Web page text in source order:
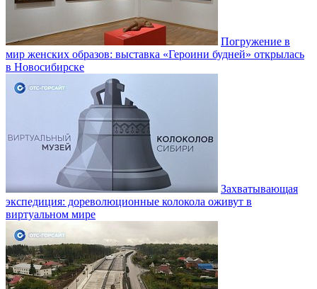
Погружение в
мир женских образов: выставка «Героини будней» открылась
в Новосибирске
Захватывающая
экспедиция: дореволюционные колокола оживут в
виртуальном мире